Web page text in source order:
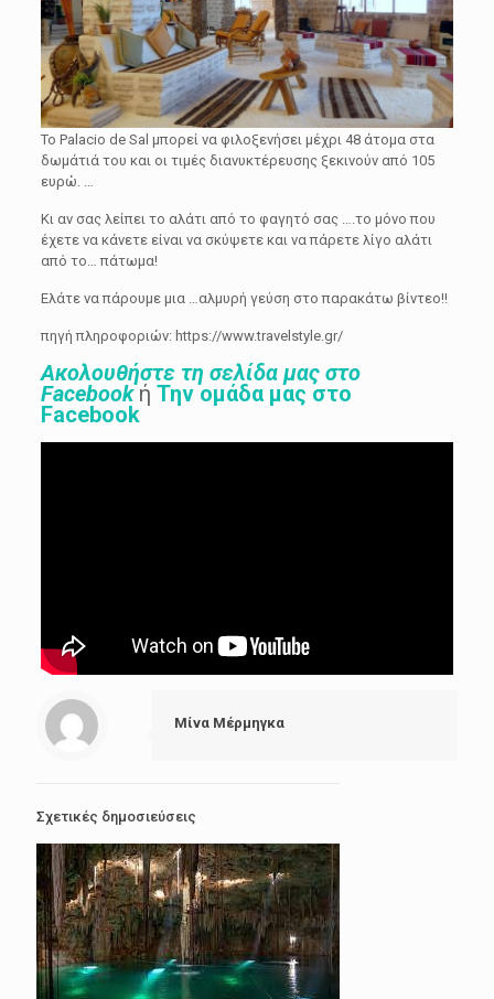
Το Palacio de Sal μπορεί να φιλοξενήσει μέχρι 48 άτομα στα
δωμάτιά του και οι τιμές διανυκτέρευσης ξεκινούν από 105
ευρώ. …
Κι αν σας λείπει το αλάτι από το φαγητό σας ….το μόνο που
έχετε να κάνετε είναι να σκύψετε και να πάρετε λίγο αλάτι
από το… πάτωμα!
Ελάτε να πάρουμε μια …αλμυρή γεύση στο παρακάτω βίντεο!!
πηγή πληροφοριών: https://www.travelstyle.gr/
Ακολουθήστε τη σελίδα μας στο
Facebook ή Την ομάδα μας στο
Facebook
Μίνα Μέρμηγκα
Σχετικές δημοσιεύσεις